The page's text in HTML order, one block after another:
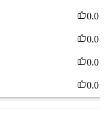
0.0
0.0
0.0
0.0